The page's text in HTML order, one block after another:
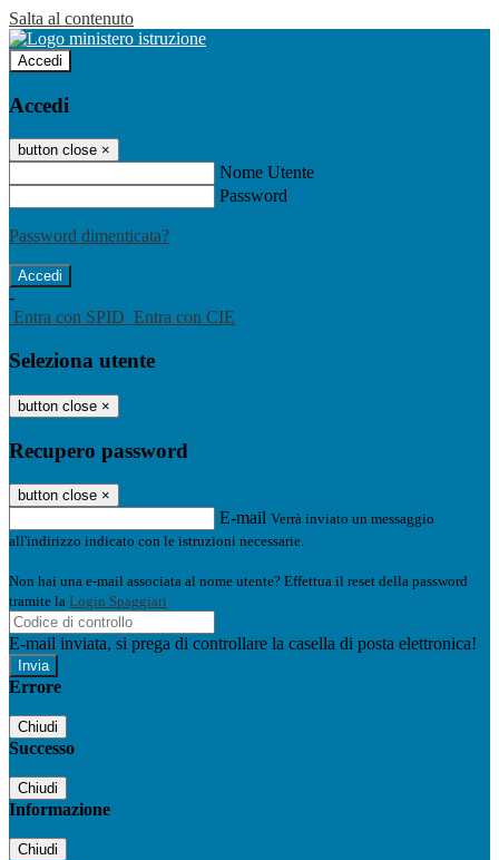
Salta al contenuto
Accedi
Accedi
button close ×
Nome Utente
Password
Password dimenticata?
-
Entra con SPID Entra con CIE
Seleziona utente
button close ×
Recupero password
button close ×
E-mail Verrà inviato un messaggio
all'indirizzo indicato con le istruzioni necessarie.
Non hai una e-mail associata al nome utente? Effettua il reset della password
tramite la Login Spaggiari
E-mail inviata, si prega di controllare la casella di posta elettronica!
Errore
Chiudi
Successo
Chiudi
Informazione
Chiudi